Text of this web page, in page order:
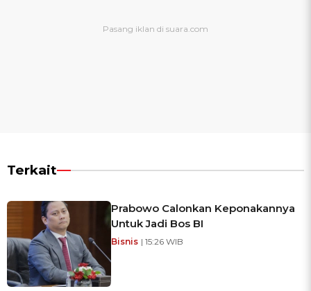
Terkait
Prabowo Calonkan Keponakannya
Untuk Jadi Bos BI
Bisnis | 15:26 WIB